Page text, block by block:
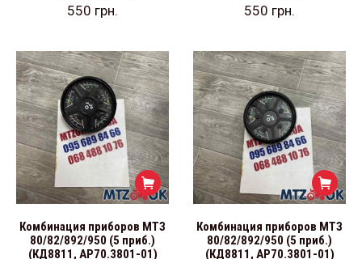
550 грн. 550 грн.
Комбинация приборов МТЗ
80/82/892/950 (5 приб.)
(КД8811, АР70.3801-01)
Комбинация приборов МТЗ
80/82/892/950 (5 приб.)
(КД8811, АР70.3801-01)